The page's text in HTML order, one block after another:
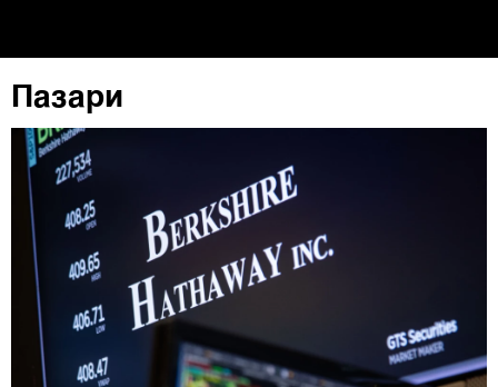
ја повлечете без негативни последици.
Пазари